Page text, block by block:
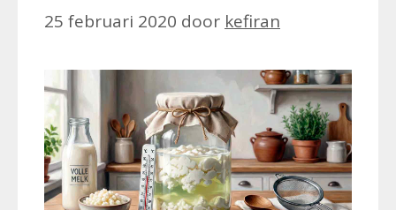
25 februari 2020 door kefiran